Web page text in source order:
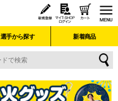
選手から探す 新着商品